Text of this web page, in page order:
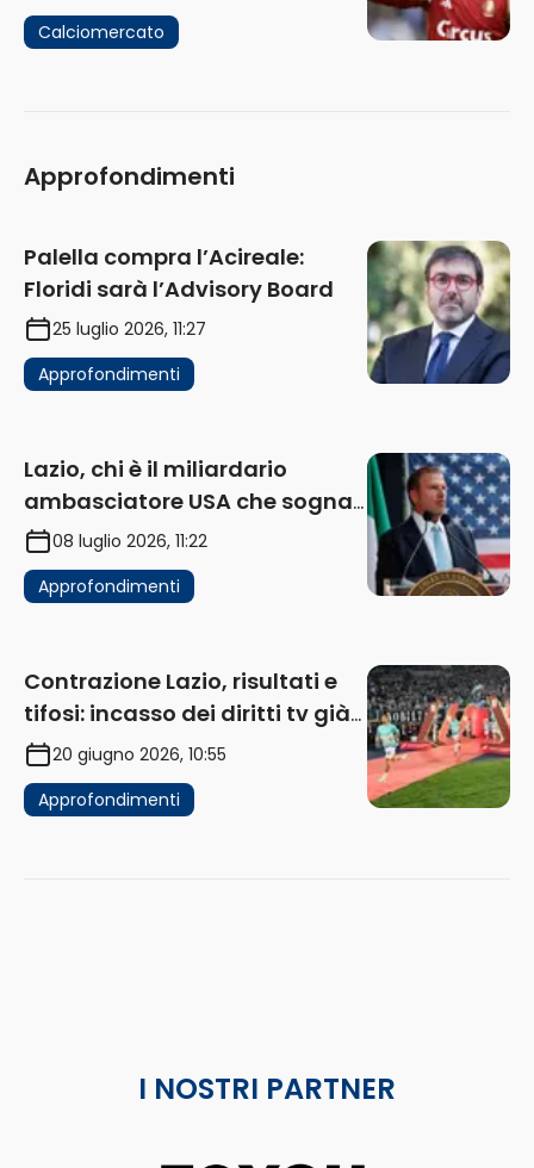
Calciomercato
Approfondimenti
Palella compra l’Acireale:
Floridi sarà l’Advisory Board
25 luglio 2026, 11:27
Approfondimenti
Lazio, chi è il miliardario
ambasciatore USA che sogna
di acquistare un club in Italia
08 luglio 2026, 11:22
Approfondimenti
Contrazione Lazio, risultati e
tifosi: incasso dei diritti tv già
in flessione
20 giugno 2026, 10:55
Approfondimenti
I NOSTRI PARTNER